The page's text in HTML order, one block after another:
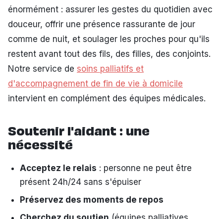
énormément : assurer les gestes du quotidien avec
douceur, offrir une présence rassurante de jour
comme de nuit, et soulager les proches pour qu'ils
restent avant tout des fils, des filles, des conjoints.
Notre service de soins palliatifs et
d'accompagnement de fin de vie à domicile
intervient en complément des équipes médicales.
Soutenir l'aidant : une
nécessité
Acceptez le relais : personne ne peut être
présent 24h/24 sans s'épuiser
Préservez des moments de repos